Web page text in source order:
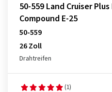
50-559 Land Cruiser
Compound E-25
50-559
26 Zoll
Drahtreifen
(1)